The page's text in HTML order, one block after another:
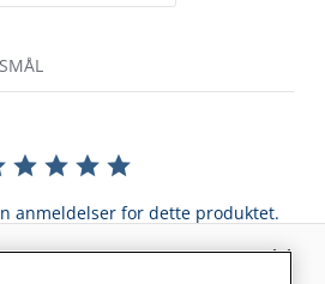
anmeldelser for dette produktet.
SFO
tips her⛰